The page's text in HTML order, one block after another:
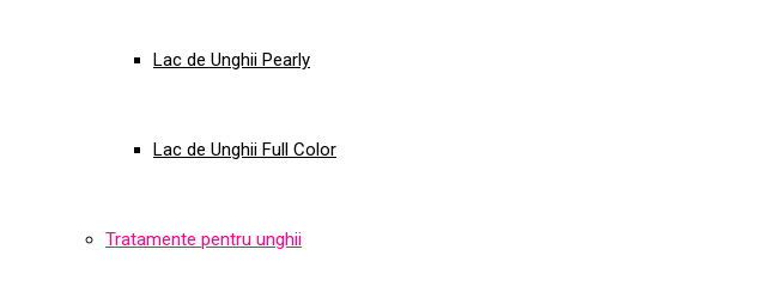
Lac de Unghii Pearly
Lac de Unghii Full Color
Tratamente pentru unghii